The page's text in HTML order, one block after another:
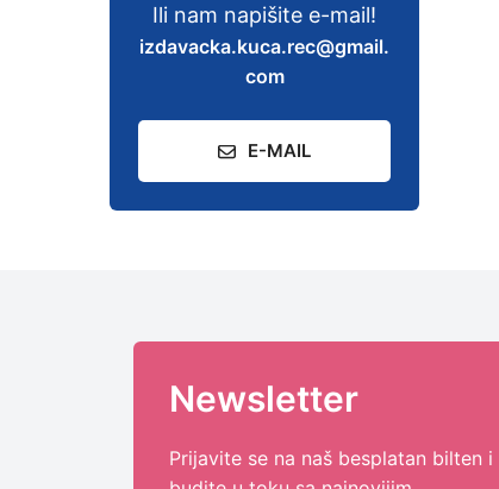
Ili nam napišite e-mail!
izdavacka.kuca.rec@gmail.
com
E-MAIL
Newsletter
Prijavite se na naš besplatan bilten i